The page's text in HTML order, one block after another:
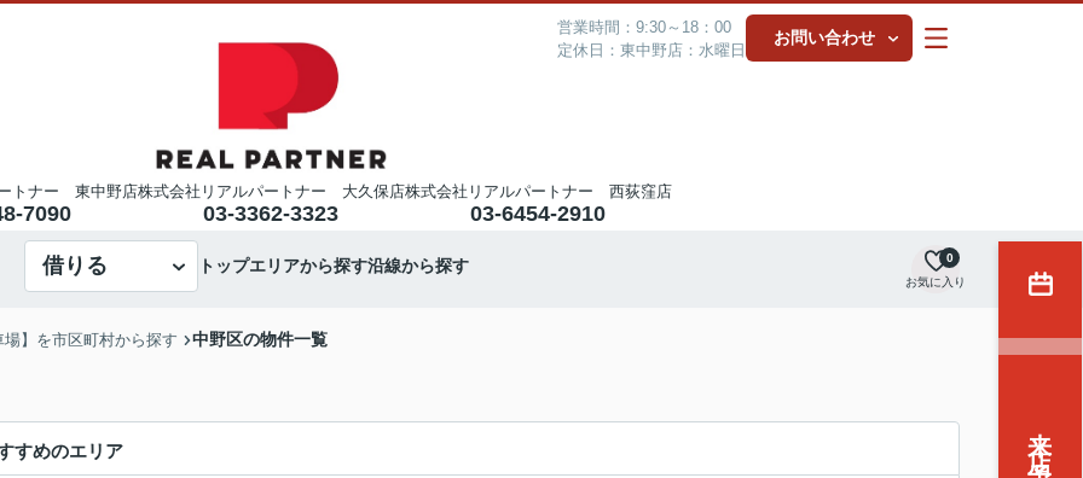
営業時間：9:30～18：00
定休日：東中野店：水曜日
お問い合わせ
トナー 東中野店
7090
株式会社リアルパートナー 大久保店
03-3362-3323
株式会社リアルパートナー 西荻窪店
03-6454-2910
借りる トップエリアから探す沿線から探す
お気に入り
0
場】を市区町村から探す 中野区の物件一覧
すめのエリア 来店予約